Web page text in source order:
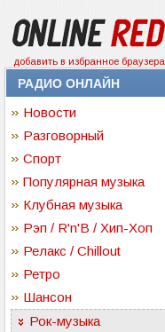
добавить в избранное браузера
РАДИО ОНЛАЙН
Новости
Разговорный
Спорт
Популярная музыка
Клубная музыка
Рэп / R'n'B / Хип-Хоп
Релакс / Chillout
Ретро
Шансон
Рок-музыка